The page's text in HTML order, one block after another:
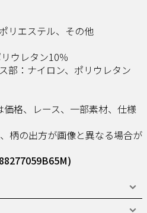
リエステル、その他
ウレタン10％
部：ナイロン、ポリウレタン
格、レース、一部素材、仕様
柄の出方が画像と異なる場合が